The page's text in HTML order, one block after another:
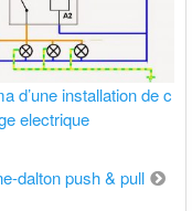
d’une installation de c
electrique
dalton push & pull